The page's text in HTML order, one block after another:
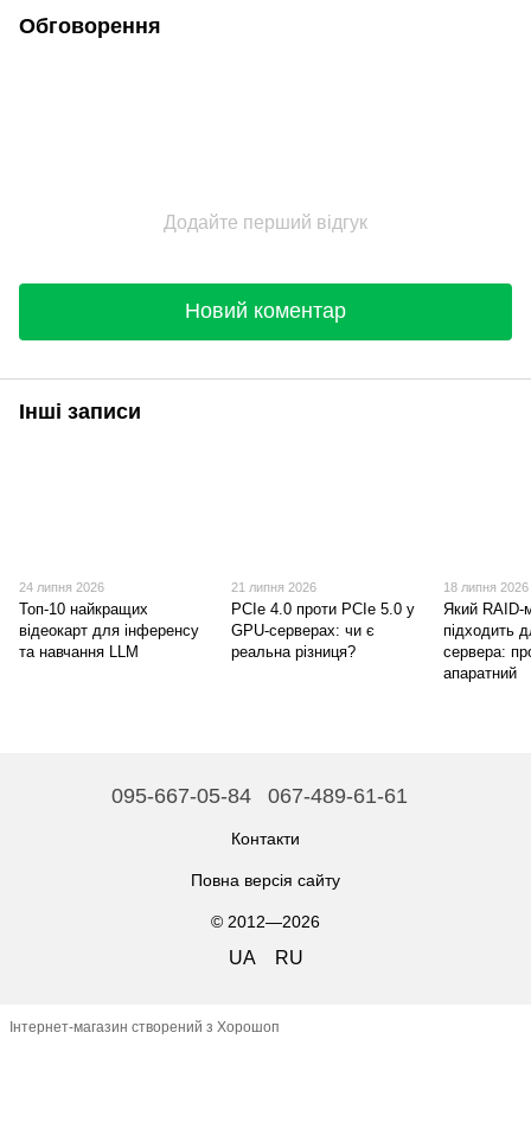
Обговорення
Додайте перший відгук
Новий коментар
Інші записи
24 липня 2026
Топ-10 найкращих
відеокарт для інференсу
та навчання LLM
21 липня 2026
PCIe 4.0 проти PCIe 5.0 у
GPU-серверах: чи є
реальна різниця?
18 липня 2026
Який RAID-
підходить
сервера:
апаратний
095-667-05-84 067-489-61-61
Контакти
Повна версія сайту
© 2012—2026
UA RU
Інтернет-магазин створений з Хорошоп